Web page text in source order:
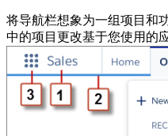
将导航栏想象为一组项目和
中的项目更改基于您使用的